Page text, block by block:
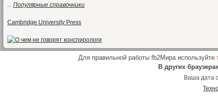
... Популярные справочники
Cambridge University Press
Для правильной работы fb2Мира используйте
В других
Ваша дата